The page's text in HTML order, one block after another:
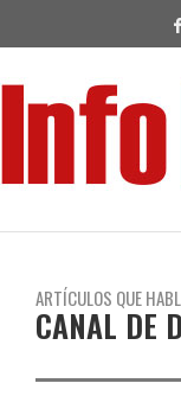
ARTÍCULOS QUE
CANAL DE